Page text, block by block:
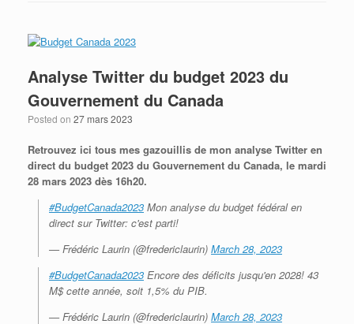
Analyse Twitter du budget 2023 du
Gouvernement du Canada
Posted on 27 mars 2023
Retrouvez ici tous mes gazouillis de mon analyse Twitter en
direct du budget 2023 du Gouvernement du Canada, le mardi
28 mars 2023 dès 16h20.
#BudgetCanada2023 Mon analyse du budget fédéral en
direct sur Twitter: c'est parti!
— Frédéric Laurin (@fredericlaurin) March 28, 2023
#BudgetCanada2023 Encore des déficits jusqu'en 2028! 43
M$ cette année, soit 1,5% du PIB.
— Frédéric Laurin (@fredericlaurin) March 28, 2023